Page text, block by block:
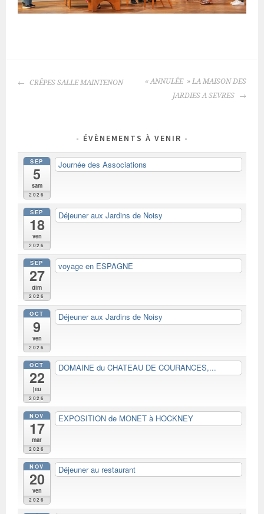
NAVIGATION
CRÊPES SALLE MAINTENON
« ANNULÉE » LA MAISON DES
JARDIES A SEVRES
ÉVÈNEMENTS À VENIR
SEP
5
sam
2026
Journée des Associations
SEP
18
ven
2026
Déjeuner aux Jardins de Noisy
SEP
27
dim
2026
voyage en ESPAGNE
OCT
9
ven
2026
Déjeuner aux Jardins de Noisy
OCT
22
jeu
2026
DOMAINE du CHATEAU DE COURANCES,...
NOV
17
mar
2026
EXPOSITION de MONET à HOCKNEY
NOV
20
ven
2026
Déjeuner au restaurant